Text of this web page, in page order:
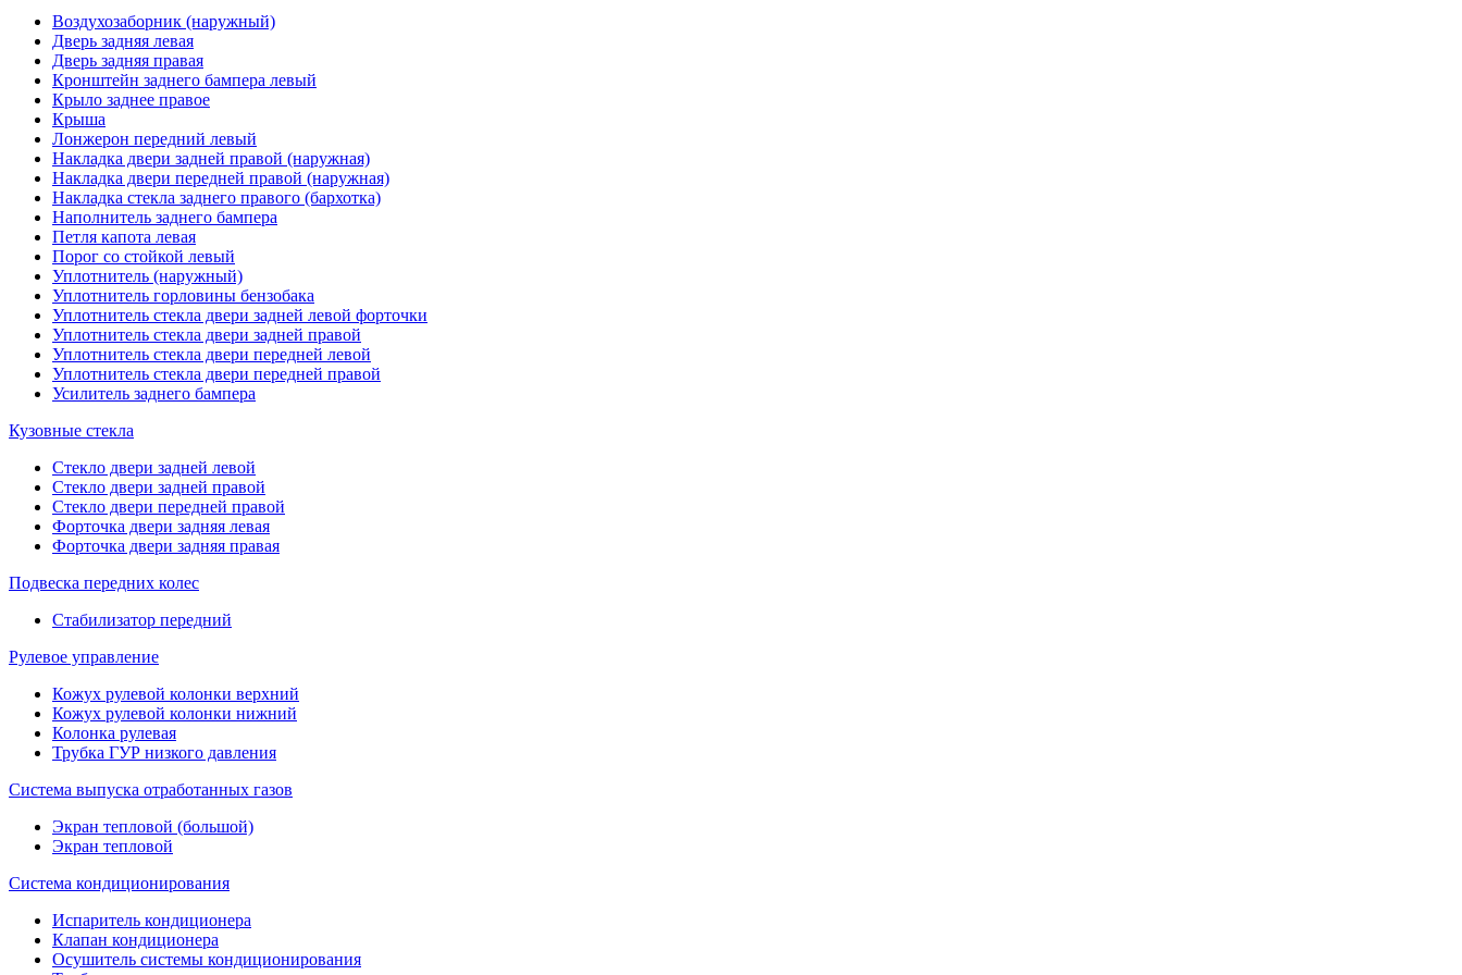
Воздухозаборник (наружный)
Дверь задняя левая
Дверь задняя правая
Кронштейн заднего бампера левый
Крыло заднее правое
Крыша
Лонжерон передний левый
Накладка двери задней правой (наружная)
Накладка двери передней правой (наружная)
Накладка стекла заднего правого (бархотка)
Наполнитель заднего бампера
Петля капота левая
Порог со стойкой левый
Уплотнитель (наружный)
Уплотнитель горловины бензобака
Уплотнитель стекла двери задней левой форточки
Уплотнитель стекла двери задней правой
Уплотнитель стекла двери передней левой
Уплотнитель стекла двери передней правой
Усилитель заднего бампера
Кузовные стекла
Стекло двери задней левой
Стекло двери задней правой
Стекло двери передней правой
Форточка двери задняя левая
Форточка двери задняя правая
Подвеска передних колес
Стабилизатор передний
Рулевое управление
Кожух рулевой колонки верхний
Кожух рулевой колонки нижний
Колонка рулевая
Трубка ГУР низкого давления
Система выпуска отработанных газов
Экран тепловой (большой)
Экран тепловой
Система кондиционирования
Испаритель кондиционера
Клапан кондиционера
Осушитель системы кондиционирования